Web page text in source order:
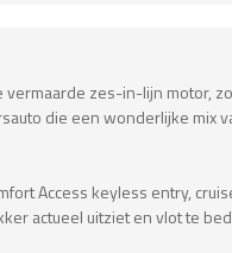
zes-in-lijn motor,
die een wonderlijke
Access keyless entry,
actueel uitziet en vlot te